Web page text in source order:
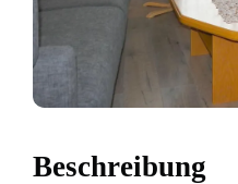
Beschreibung